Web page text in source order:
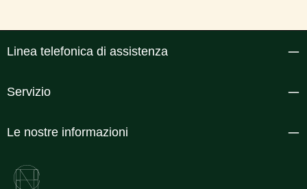
Linea telefonica di assistenza
Servizio
Le nostre informazioni